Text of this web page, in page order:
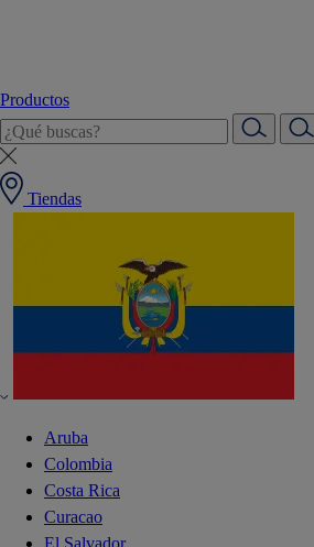
Productos
Tiendas
Aruba
Colombia
Costa Rica
Curacao
El Salvador